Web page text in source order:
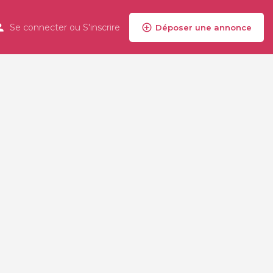
Se connecter ou S'inscrire Déposer une annonce